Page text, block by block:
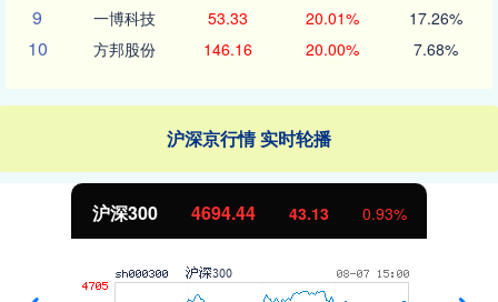
9 一博科技 53.33 20.01% 17.26%
10 方邦股份 146.16 20.00% 7.68%
沪深京行情 实时轮播
北证50 1134.24 11.37 1.01%